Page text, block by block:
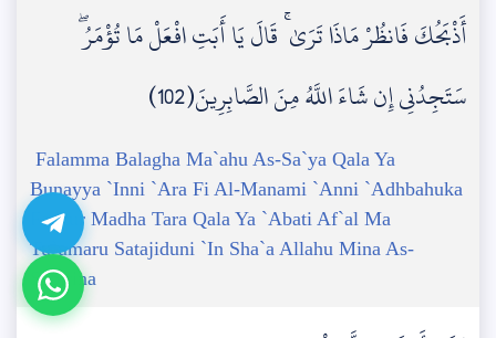
أَذْبَحُكَ فَانظُرْ مَاذَا تَرَىٰ ۚ قَالَ يَا أَبَتِ افْعَلْ مَا تُؤْمَرُ ۖ
سَتَجِدُنِي إِن شَاءَ اللَّهُ مِنَ الصَّابِرِينَ(102)
Falamma Balagha Ma`ahu As-Sa`ya Qala Ya
Bunayya `Inni `Ara Fi Al-Manami `Anni `Adhbahuka
Fanzur Madha Tara Qala Ya `Abati Af`al Ma
Tu`umaru Satajiduni `In Sha`a Allahu Mina As-
Sabirina